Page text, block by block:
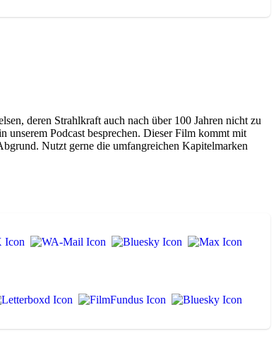
deren Strahlkraft auch nach über 100 Jahren nicht zu
Podcast besprechen. Dieser Film kommt mit
Nutzt gerne die umfangreichen Kapitelmarken